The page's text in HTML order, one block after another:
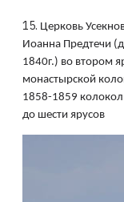
15. Церковь
Иоанна Предтечи
1840г.) во втором
монастырской
1858-1859
до шести ярусов